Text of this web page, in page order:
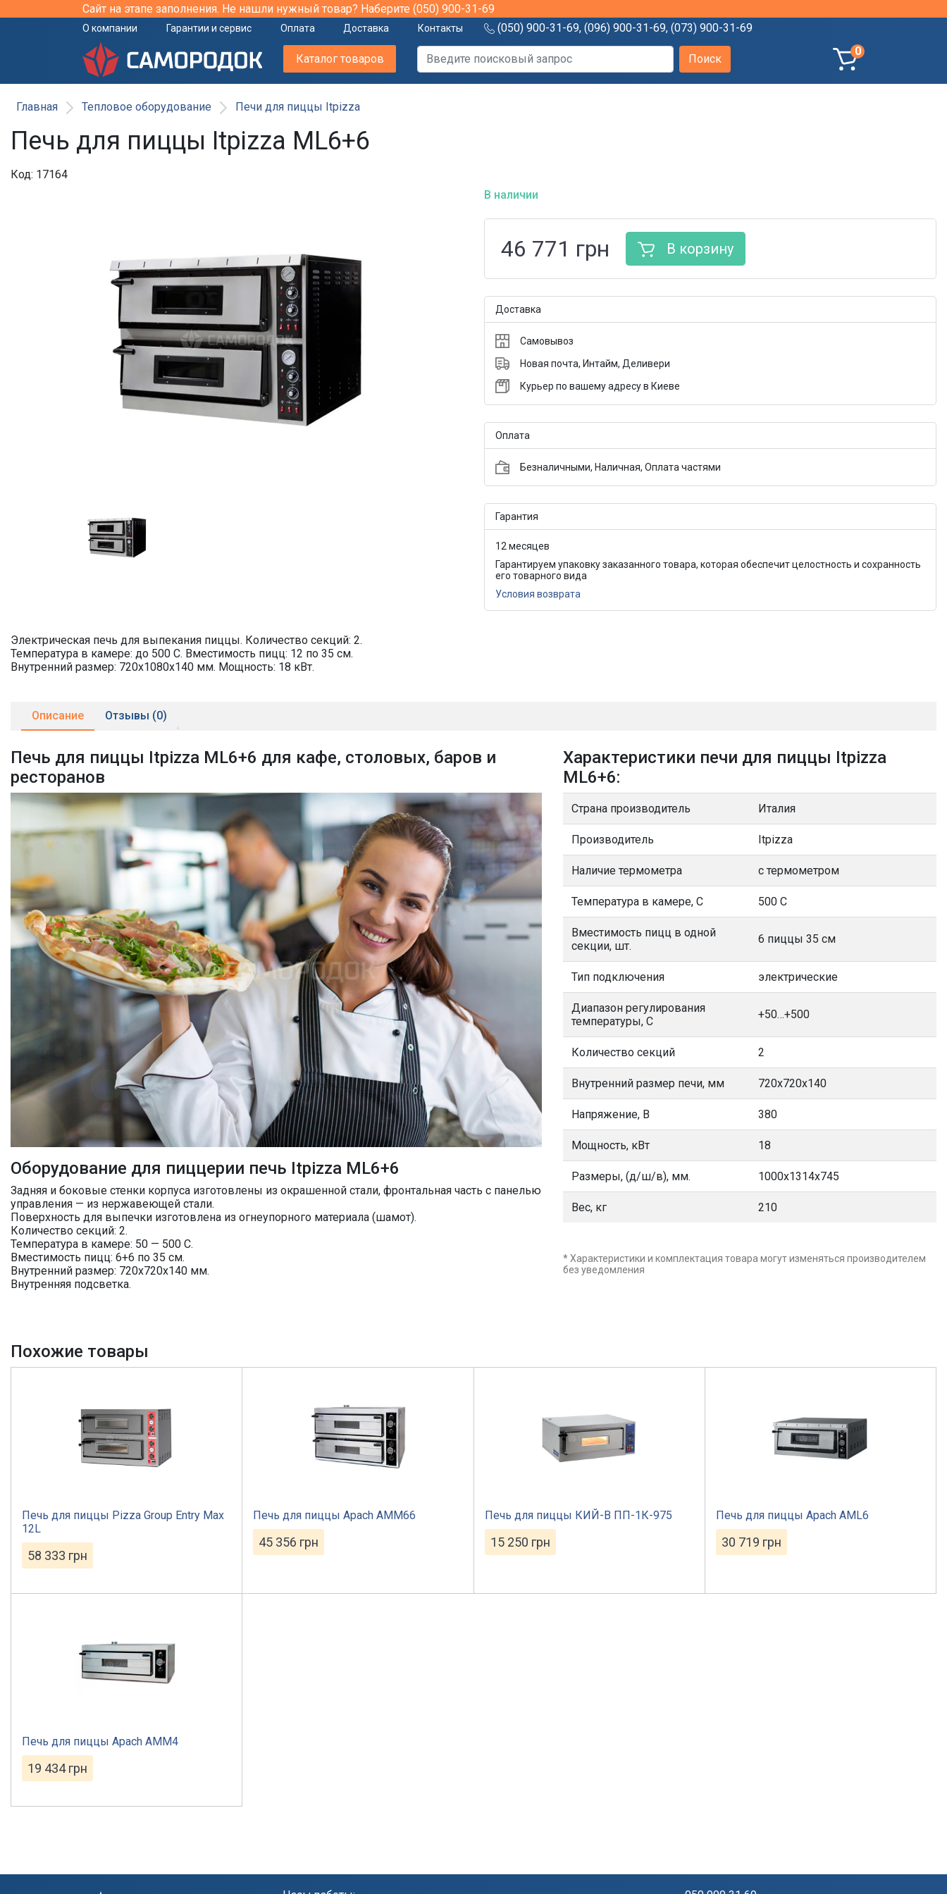
Сайт на этапе заполнения. Не нашли нужный товар? Наберите (050) 900-31-69
О компании Гарантии и сервис Оплата Доставка Контакты (050) 900-31-69, (096) 900-31-69, (073) 900-31-69
Каталог товаров
0
Главная Тепловое оборудование Печи для пиццы Itpizza
Печь для пиццы Itpizza ML6+6
Код: 17164
В наличии
46 771 грн В корзину
Доставка
Самовывоз
Новая почта, Интайм, Деливери
Курьер по вашему адресу в Киеве
Оплата
Безналичными, Наличная, Оплата частями
Гарантия
12 месяцев
Гарантируем упаковку заказанного товара, которая обеспечит целостность и сохранность
его товарного вида
Условия возврата
Электрическая печь для выпекания пиццы. Количество секций: 2.
Температура в камере: до 500 С. Вместимость пицц: 12 по 35 см.
Внутренний размер: 720х1080х140 мм. Мощность: 18 кВт.
Описание Отзывы (0)
Печь для пиццы Itpizza ML6+6 для кафе, столовых, баров и
ресторанов
Оборудование для пиццерии печь Itpizza ML6+6
Задняя и боковые стенки корпуса изготовлены из окрашенной стали, фронтальная часть с панелью
управления — из нержавеющей стали.
Поверхность для выпечки изготовлена из огнеупорного материала (шамот).
Количество секций: 2.
Температура в камере: 50 — 500 С.
Вместимость пицц: 6+6 по 35 см.
Внутренний размер: 720х720х140 мм.
Внутренняя подсветка.
Характеристики печи для пиццы Itpizza
ML6+6:
Страна производитель Италия
Производитель Itpizza
Наличие термометра с термометром
Температура в камере, С 500 С
Вместимость пицц в одной
секции, шт.
6 пиццы 35 см
Тип подключения электрические
Диапазон регулирования
температуры, С
+50…+500
Количество секций 2
Внутренний размер печи, мм 720х720х140
Напряжение, В 380
Мощность, кВт 18
Размеры, (д/ш/в), мм. 1000x1314x745
Вес, кг 210
* Характеристики и комплектация товара могут изменяться производителем
без уведомления
Похожие товары
Печь для пиццы Pizza Group Entry Max
12L
58 333 грн
Печь для пиццы Apach АMМ66
45 356 грн
Печь для пиццы КИЙ-В ПП-1К-975
15 250 грн
Печь для пиццы Apach АML6
30 719 грн
Печь для пиццы Apach АMМ4
19 434грн